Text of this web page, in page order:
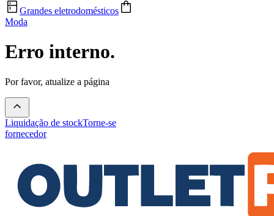
Grandes eletrodomésticos
Moda
Erro interno.
Por favor, atualize a página
Liquidação de stockTorne-se
fornecedor